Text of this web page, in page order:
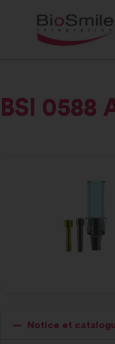
BSI 0588
Notice et